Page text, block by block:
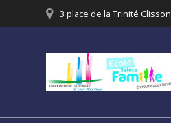
3 place de la Trinité Clisson